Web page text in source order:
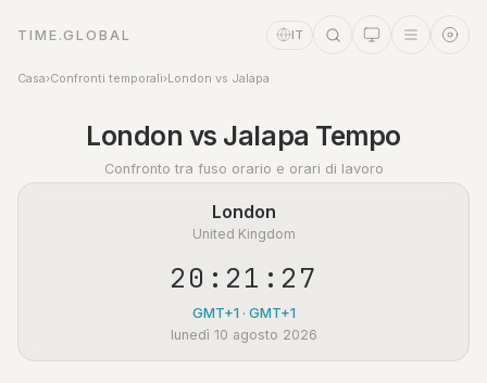
TIME.GLOBAL IT
Casa›Confronti temporali›London vs Jalapa
London vs Jalapa Tempo
Confronto tra fuso orario e orari di lavoro
London
United Kingdom
20:21:27
GMT+1 · GMT+1
lunedì 10 agosto 2026
Assistente a tempo
Online